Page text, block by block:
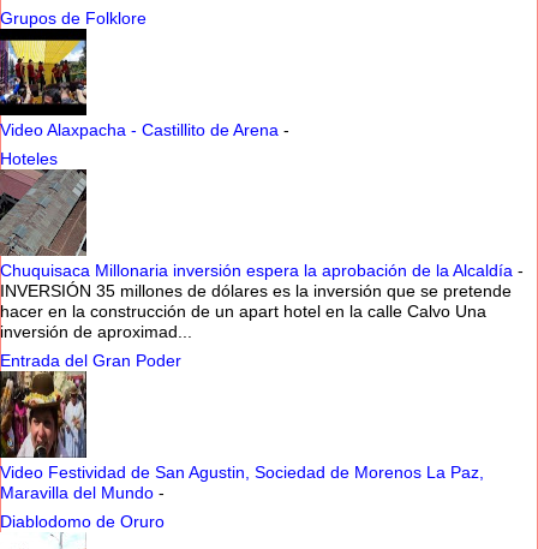
Grupos de Folklore
Video Alaxpacha - Castillito de Arena -
Hoteles
Chuquisaca Millonaria inversión espera la aprobación de la Alcaldía -
INVERSIÓN 35 millones de dólares es la inversión que se pretende
hacer en la construcción de un apart hotel en la calle Calvo Una
inversión de aproximad...
Entrada del Gran Poder
Video Festividad de San Agustin, Sociedad de Morenos La Paz,
Maravilla del Mundo -
Diablodomo de Oruro